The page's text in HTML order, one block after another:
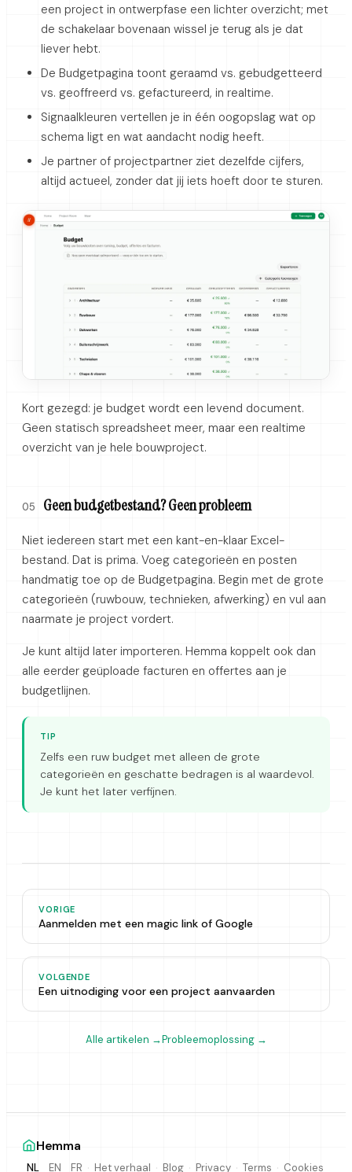
een project in ontwerpfase een lichter overzicht; met
de schakelaar bovenaan wissel je terug als je dat
liever hebt.
De Budgetpagina toont geraamd vs. gebudgetteerd
vs. geoffreerd vs. gefactureerd, in realtime.
Signaalkleuren vertellen je in één oogopslag wat op
schema ligt en wat aandacht nodig heeft.
Je partner of projectpartner ziet dezelfde cijfers,
altijd actueel, zonder dat jij iets hoeft door te sturen.
Kort gezegd: je budget wordt een levend document.
Geen statisch spreadsheet meer, maar een realtime
overzicht van je hele bouwproject.
05 Geen budgetbestand? Geen probleem
Niet iedereen start met een kant-en-klaar Excel-
bestand. Dat is prima. Voeg categorieën en posten
handmatig toe op de Budgetpagina. Begin met de grote
categorieën (ruwbouw, technieken, afwerking) en vul aan
naarmate je project vordert.
Je kunt altijd later importeren. Hemma koppelt ook dan
alle eerder geüploade facturen en offertes aan je
budgetlijnen.
TIP
Zelfs een ruw budget met alleen de grote
categorieën en geschatte bedragen is al waardevol.
Je kunt het later verfijnen.
VORIGE
Aanmelden met een magic link of Google
VOLGENDE
Een uitnodiging voor een project aanvaarden
Alle artikelen →Probleemoplossing→
Hemma
NL EN FR · Het verhaal · Blog · Privacy · Terms · Cookies